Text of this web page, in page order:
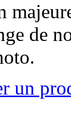
de
un